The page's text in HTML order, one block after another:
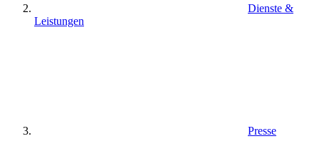
Dienste &
Leistungen
Presse